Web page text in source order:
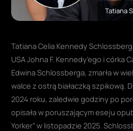
Tatiana
Tatiana Celia Kennedy
USA Johna F. Kennedy’ego i córka
Edwina Schlossberga, zmarła w
walce z ostrą białaczką szpikową.
2024 roku, zaledwie godziny po
opisała w poruszającym eseju
Yorker” w listopadzie 2025.